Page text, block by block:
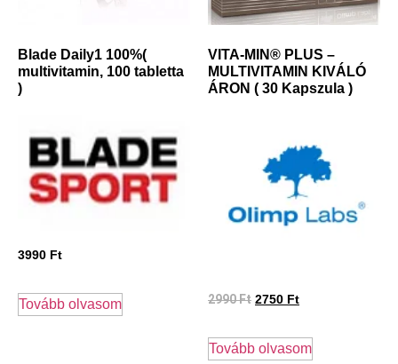
Blade Daily1 100%(
multivitamin, 100 tabletta
)
3990 Ft
Tovább olvasom
VITA-MIN® PLUS –
MULTIVITAMIN KIVÁLÓ
ÁRON ( 30 Kapszula )
2990Ft 2750 Ft
Tovább olvasom